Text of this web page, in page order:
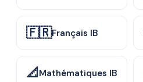
🇫🇷Français IB
📐Mathématiques IB